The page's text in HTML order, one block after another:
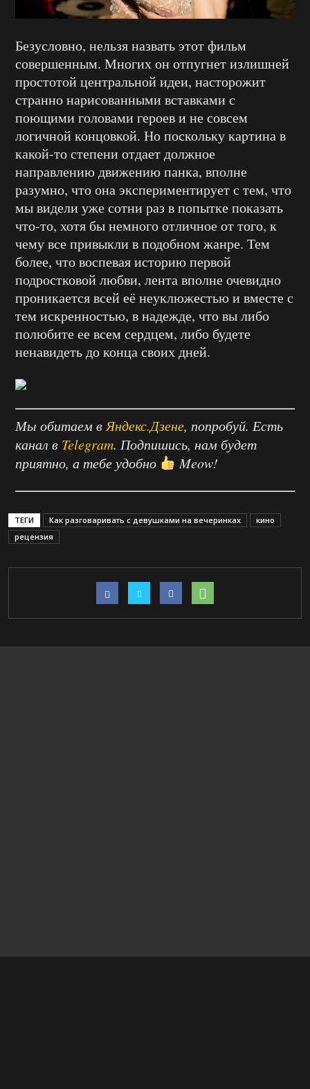
Безусловно, нельзя назвать этот фильм
совершенным. Многих он отпугнет излишней
простотой центральной идеи, насторожит
странно нарисованными вставками с
поющими головами героев и не совсем
логичной концовкой. Но поскольку картина в
какой-то степени отдает должное
направлению движению панка, вполне
разумно, что она экспериментирует с тем, что
мы видели уже сотни раз в попытке показать
что-то, хотя бы немного отличное от того, к
чему все привыкли в подобном жанре. Тем
более, что воспевая историю первой
подростковой любви, лента вполне очевидно
проникается всей её неуклюжестью и вместе с
тем искренностью, в надежде, что вы либо
полюбите ее всем сердцем, либо будете
ненавидеть до конца своих дней.
Мы обитаем вЯндекс.Дзене, попробуй. Есть
канал в Telegram. Подпишись, нам будет
приятно, а тебе удобно
Meow!
ТЕГИ Как разговаривать с девушками на вечеринках
кино
рецензия